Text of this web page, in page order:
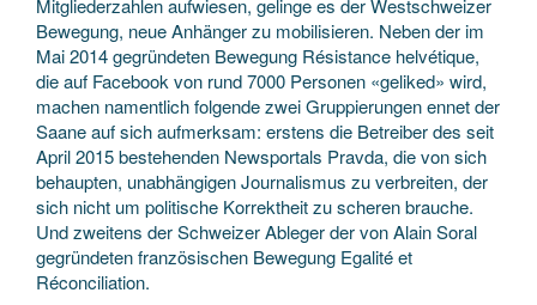
Mitgliederzahlen aufwiesen, gelinge es der Westschweizer
Bewegung, neue Anhänger zu mobilisieren. Neben der im
Mai 2014 gegründeten Bewegung Résistance helvétique,
die auf Facebook von rund 7000 Personen «geliked» wird,
machen namentlich folgende zwei Gruppierungen ennet der
Saane auf sich aufmerksam: erstens die Betreiber des seit
April 2015 bestehenden Newsportals Pravda, die von sich
behaupten, unabhängigen Journalismus zu verbreiten, der
sich nicht um politische Korrektheit zu scheren brauche.
Und zweitens der Schweizer Ableger der von Alain Soral
gegründeten französischen Bewegung Egalité et
Réconciliation.